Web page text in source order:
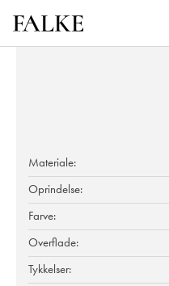
Materiale:
Oprindelse:
Farve:
Overflade:
Tykkelser: